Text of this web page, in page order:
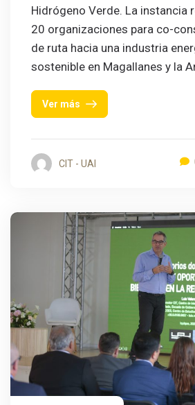
Hidrógeno Verde. La instancia
20 organizaciones para co-
de ruta hacia una industria
sostenible en Magallanes y la
Ver más
CIT - UAI